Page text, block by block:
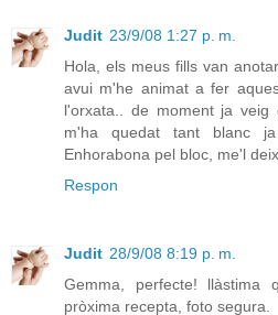
Judit 23/9/08 1:27 p. m.
Hola, els meus fills van
avui m'he animat a fer
l'orxata.. de moment ja
m'ha quedat tant blanc
Enhorabona pel bloc, me'l
Respon
Judit 28/9/08 8:19 p. m.
Gemma, perfecte!
pròxima recepta, foto segura.